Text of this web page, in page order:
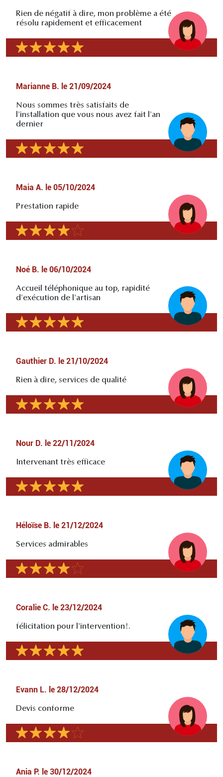
Rien de négatif à dire, mon problème a été
résolu rapidement et efficacement
Marianne B. le 21/09/2024
Nous sommes très satisfaits de
l'installation que vous nous avez fait l'an
dernier
Maia A. le 05/10/2024
Prestation rapide
Noé B. le 06/10/2024
Accueil téléphonique au top, rapidité
d'exécution de l'artisan
Gauthier D. le 21/10/2024
Rien à dire, services de qualité
Nour D. le 22/11/2024
Intervenant très efficace
Héloïse B. le 21/12/2024
Services admirables
Coralie C. le 23/12/2024
félicitation pour l'intervention!.
Evann L. le 28/12/2024
Devis conforme
Ania P. le 30/12/2024